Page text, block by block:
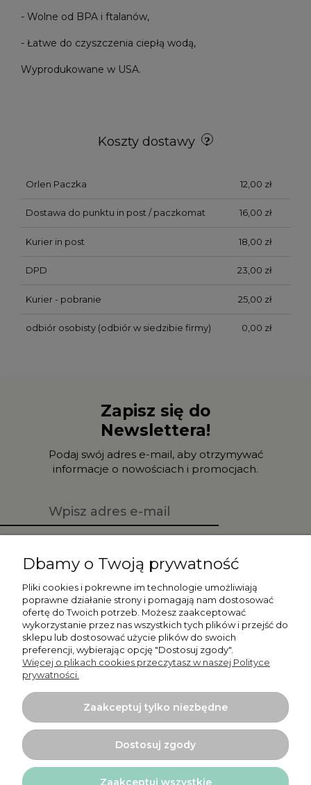
- Wolne od BPA i ftalanów,
- Łatwe do czyszczenia ciepłą wodą,
Wyprodukowane w USA.
Koszty dostawy
Orlen Paczka 12,00 zł
Dostawa do punktu in post / paczkomat 16,00 zł
Kurier in post 18,00 zł
DPD 23,00 zł
Kurier - pobranie 25,00 zł
odbiór osobisty(odbiór w siedzibie firmy) 0,00 zł
Zapisz się do
Newslettera!
Podaj swój adres e-mail, aby otrzymywać
informacje o nowościach i promocjach.
Moje konto
Płatności i dostawa
Informacje
O nas
Dbamy o Twoją prywatność
Pliki cookies i pokrewne im technologie umożliwiają
poprawne działanie strony i pomagają nam dostosować
ofertę do Twoich potrzeb. Możesz zaakceptować
wykorzystanie przez nas wszystkich tych plików i przejść do
sklepu lub dostosować użycie plików do swoich
preferencji, wybierając opcję "Dostosuj zgody".
Więcej o plikach cookies przeczytasz w naszej Polityce
prywatności.
Zaakceptuj tylko niezbędne
Dostosuj zgody
Zaakceptuj wszystkie